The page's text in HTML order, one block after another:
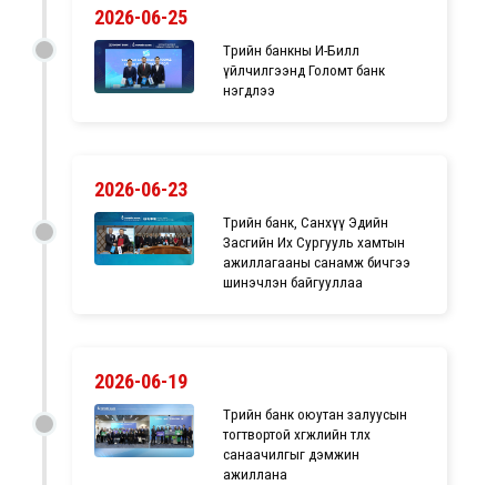
2026-06-25
Төрийн банкны И-Билл
үйлчилгээнд Голомт банк
нэгдлээ
2026-06-23
Төрийн банк, Санхүү Эдийн
Засгийн Их Сургууль хамтын
ажиллагааны санамж бичгээ
шинэчлэн байгууллаа
2026-06-19
Төрийн банк оюутан залуусын
тогтвортой хөгжлийн төлөөх
санаачилгыг дэмжин
ажиллана